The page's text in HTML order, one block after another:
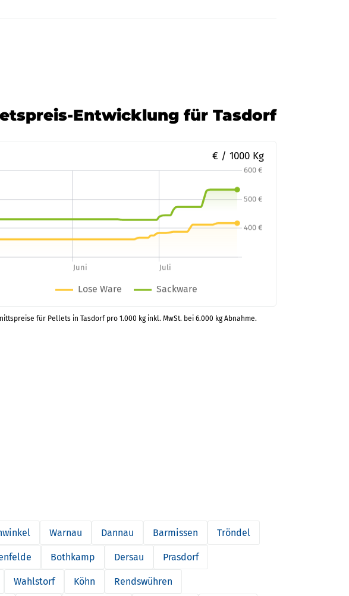
Entwicklung für Tasdorf
€ / 1000 Kg
für Pellets in Tasdorf pro 1.000 kg inkl. MwSt. bei 6.000 kg Abnahme.
Warnau Dannau Barmissen Tröndel
Bothkamp Dersau Prasdorf
Wahlstorf Köhn Rendswühren